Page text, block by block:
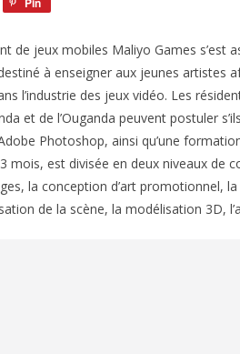
de jeux mobiles Maliyo Games s’est
à enseigner aux jeunes artistes
l’industrie des jeux vidéo. Les
et de l’Ouganda peuvent postuler
Photoshop, ainsi qu’une
mois, est divisée en deux niveaux de
la conception d’art promotionnel,
de la scène, la modélisation 3D,